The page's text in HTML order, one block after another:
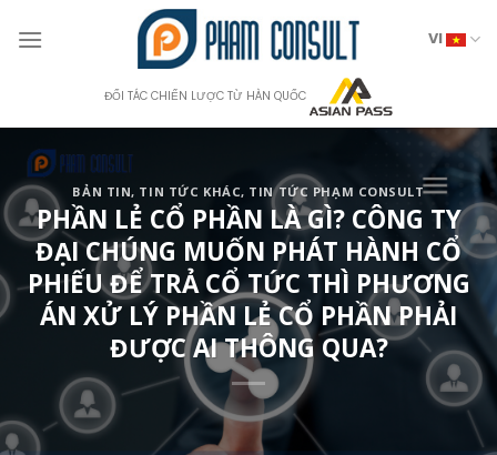
VI
ĐỐI TÁC CHIẾN LƯỢC TỪ HÀN QUỐC
BẢN TIN, TIN TỨC KHÁC, TIN TỨC PHẠM CONSULT
PHẦN LẺ CỔ PHẦN LÀ GÌ? CÔNG TY
ĐẠI CHÚNG MUỐN PHÁT HÀNH CỔ
PHIẾU ĐỂ TRẢ CỔ TỨC THÌ PHƯƠNG
ÁN XỬ LÝ PHẦN LẺ CỔ PHẦN PHẢI
ĐƯỢC AI THÔNG QUA?